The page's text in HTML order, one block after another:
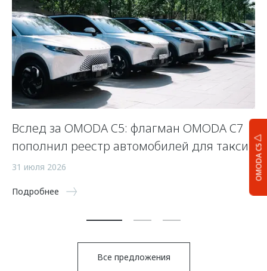
OMODA C5
Вслед за OMODA C5: флагман OMODA C7
пополнил реестр автомобилей для такси
31 июля 2026
Подробнее
Все предложения